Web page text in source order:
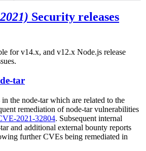
Security releases
for v14.x, and v12.x Node.js release
tar
the node-tar which are related to the
remediation of node-tar vulnerabilities
2021-32804. Subsequent internal
and additional external bounty reports
further CVEs being remediated in